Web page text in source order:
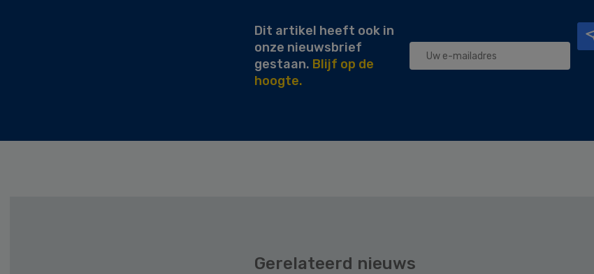
Dit artikel heeft ook in
onze nieuwsbrief
gestaan. Blijf op de
hoogte.
Gerelateerd nieuws